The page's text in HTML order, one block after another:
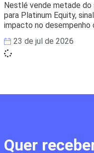
Nestlé vende metade do
para Platinum Equity,
impacto no desempenho
23 de jul de 2026
Quer